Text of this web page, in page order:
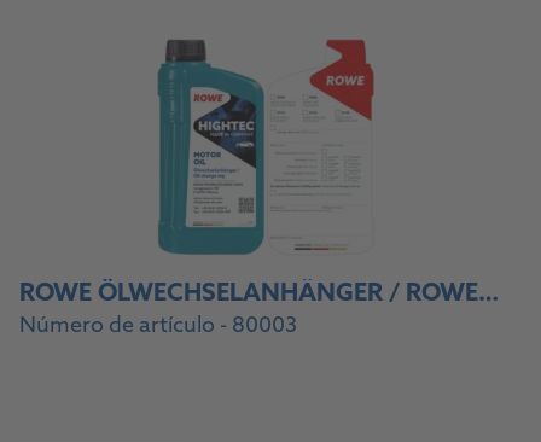
ROWE ÖLWECHSELANHÄNGER / ROWE OIL CHANGE STICKER
Número de artículo - 80003